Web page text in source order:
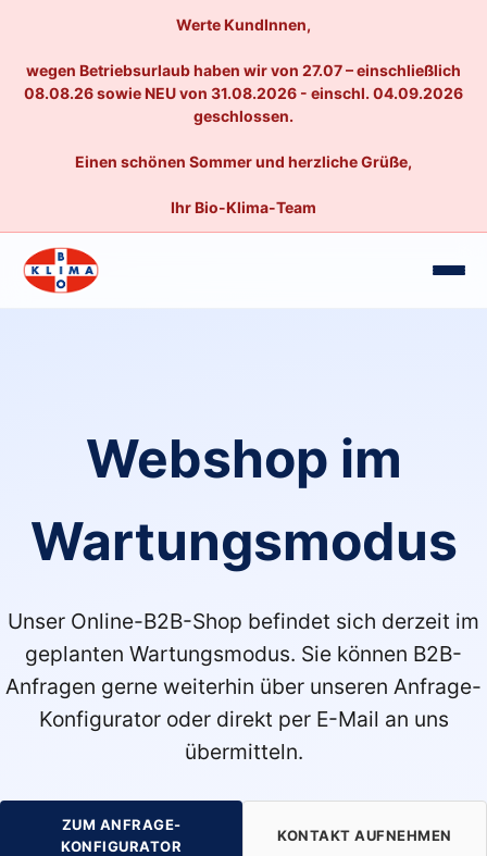
Werte KundInnen,
wegen Betriebsurlaub haben wir von 27.07 – einschließlich
08.08.26 sowie NEU von 31.08.2026 - einschl. 04.09.2026
geschlossen.
Einen schönen Sommer und herzliche Grüße,
Ihr Bio-Klima-Team
Webshop im
Wartungsmodus
Unser Online-B2B-Shop befindet sich derzeit im
geplanten Wartungsmodus. Sie können B2B-
Anfragen gerne weiterhin über unseren Anfrage-
Konfigurator oder direkt per E-Mail an uns
übermitteln.
ZUM ANFRAGE-
KONFIGURATOR
KONTAKT AUFNEHMEN